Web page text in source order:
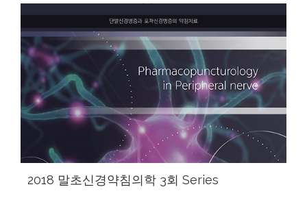
2018 말초신경약침의학 3회 Series